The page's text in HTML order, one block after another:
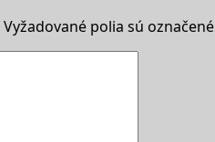
Vyžadované polia sú označené